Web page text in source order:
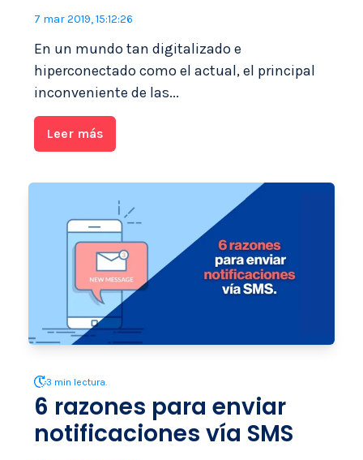
7 mar 2019, 15:12:26
En un mundo tan digitalizado e
hiperconectado como el actual, el principal
inconveniente de las...
Leer más
3 min lectura.
6 razones para enviar
notificaciones vía SMS